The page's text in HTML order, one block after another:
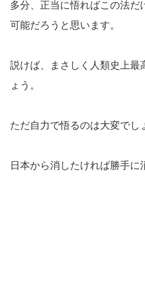
多分、正当に悟ればこの法だ
可能だろうと思います。
説けば、まさしく人類史上最
ょう。
ただ自力で悟るのは大変でし
日本から消したければ勝手に